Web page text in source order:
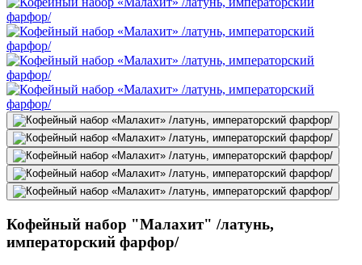
Кофейный набор "Малахит" /латунь,
императорский фарфор/